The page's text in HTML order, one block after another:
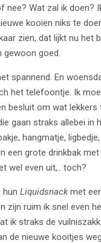
nee? Wat zal ik doen?
kooien niks te
zien, dat lijkt nu het
gewoon goed.
spannend. En
het telefoontje. Ik
besluit om wat
gaan straks allebei in
hangmatje,
een grote drinkbak met
wel even uit,.. toch?
hun Liquidsnackmet
zijn ruim ik snel even
ik straks de
de nieuwe kooitjes